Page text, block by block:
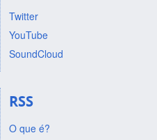
Twitter
YouTube
SoundCloud
RSS
O que é?